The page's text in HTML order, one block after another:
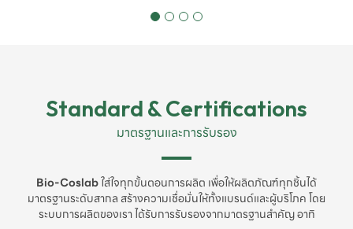
Standard & Certifications
มาตรฐานและการรับรอง
Bio-Coslabใส่ใจทุกขั้นตอนการผลิต เพื่อให้ผลิตภัณฑ์ทุกชิ้นได้
มาตรฐานระดับสากล สร้างความเชื่อมั่นให้ทั้งแบรนด์และผู้บริโภค โดย
ระบบการผลิตของเรา ได้รับการรับรองจากมาตรฐานสำคัญ อาทิ